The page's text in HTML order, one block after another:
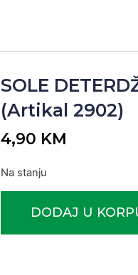
SOLE
(Artikal 2902)
4,90 KM
Na stanju
DODAJ U